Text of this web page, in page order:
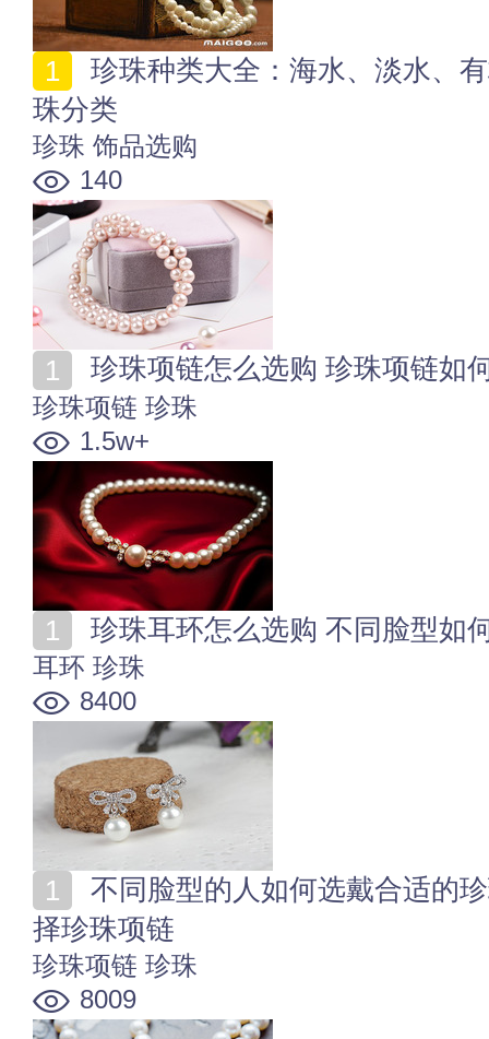
珠分类
珍珠 饰品选购
140
珍珠项链怎么选购 珍珠项链如
珍珠项链 珍珠
1.5w+
珍珠耳环怎么选购 不同脸型如
耳环 珍珠
8400
择珍珠项链
珍珠项链 珍珠
8009